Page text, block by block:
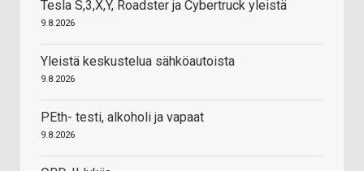
Tesla S,3,X,Y, Roadster ja Cybertruck yleistä
9.8.2026
Yleistä keskustelua sähköautoista
9.8.2026
PEth- testi, alkoholi ja vapaat
9.8.2026